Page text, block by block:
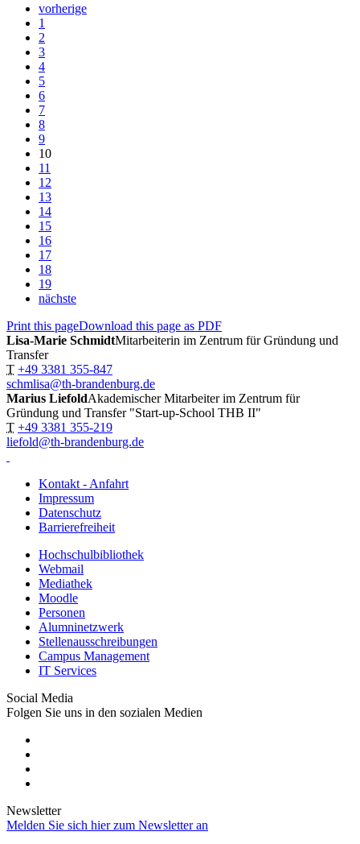
vorherige
1
2
3
4
5
6
7
8
9
10
11
12
13
14
15
16
17
18
19
nächste
Print this pageDownload this page as PDF
Lisa-Marie SchmidtMitarbeiterin im Zentrum für Gründung und
Transfer
T +49 3381 355-847
schmlisa@th-brandenburg.de
Marius LiefoldAkademischer Mitarbeiter im Zentrum für
Gründung und Transfer "Start-up-School THB II"
T +49 3381 355-219
liefold@th-brandenburg.de
Kontakt - Anfahrt
Impressum
Datenschutz
Barrierefreiheit
Hochschulbibliothek
Webmail
Mediathek
Moodle
Personen
Alumninetzwerk
Stellenausschreibungen
Campus Management
IT Services
Social Media
Folgen Sie uns in den sozialen Medien
Newsletter
Melden Sie sich hier zum Newsletter an